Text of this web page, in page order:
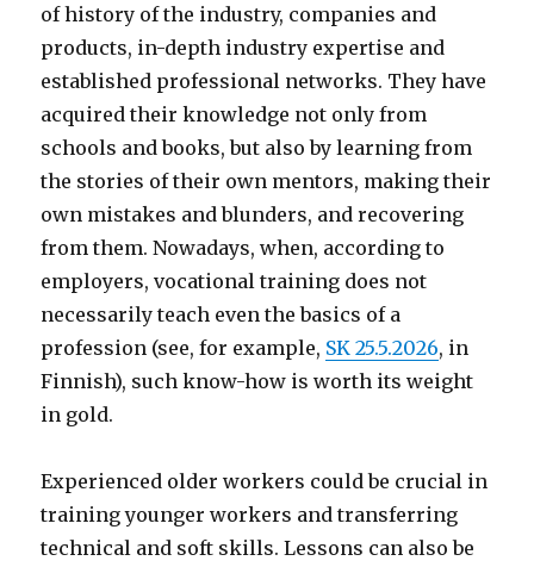
of history of the industry, companies and
products, in-depth industry expertise and
established professional networks. They have
acquired their knowledge not only from
schools and books, but also by learning from
the stories of their own mentors, making their
own mistakes and blunders, and recovering
from them. Nowadays, when, according to
employers, vocational training does not
necessarily teach even the basics of a
profession (see, for example, SK 25.5.2026, in
Finnish), such know-how is worth its weight
in gold.
Experienced older workers could be crucial in
training younger workers and transferring
technical and soft skills. Lessons can also be